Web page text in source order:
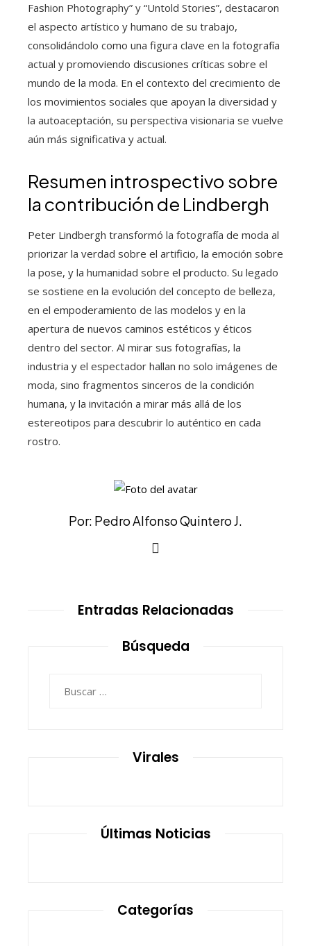
Fashion Photography” y “Untold Stories”, destacaron
el aspecto artístico y humano de su trabajo,
consolidándolo como una figura clave en la fotografía
actual y promoviendo discusiones críticas sobre el
mundo de la moda. En el contexto del crecimiento de
los movimientos sociales que apoyan la diversidad y
la autoaceptación, su perspectiva visionaria se vuelve
aún más significativa y actual.
Resumen introspectivo sobre
la contribución de Lindbergh
Peter Lindbergh transformó la fotografía de moda al
priorizar la verdad sobre el artificio, la emoción sobre
la pose, y la humanidad sobre el producto. Su legado
se sostiene en la evolución del concepto de belleza,
en el empoderamiento de las modelos y en la
apertura de nuevos caminos estéticos y éticos
dentro del sector. Al mirar sus fotografías, la
industria y el espectador hallan no solo imágenes de
moda, sino fragmentos sinceros de la condición
humana, y la invitación a mirar más allá de los
estereotipos para descubrir lo auténtico en cada
rostro.
Por: Pedro Alfonso Quintero J.
Entradas Relacionadas
Búsqueda
Virales
Últimas Noticias
Categorías